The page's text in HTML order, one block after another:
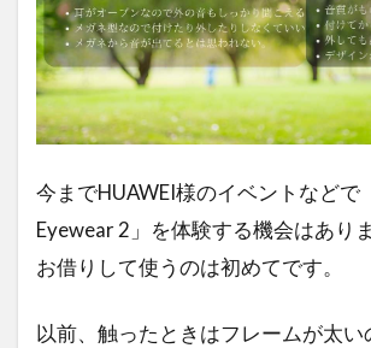
今までHUAWEI様のイベントなどで
Eyewear 2」を体験する機会はあり
お借りして使うのは初めてです。
以前、触ったときはフレームが太